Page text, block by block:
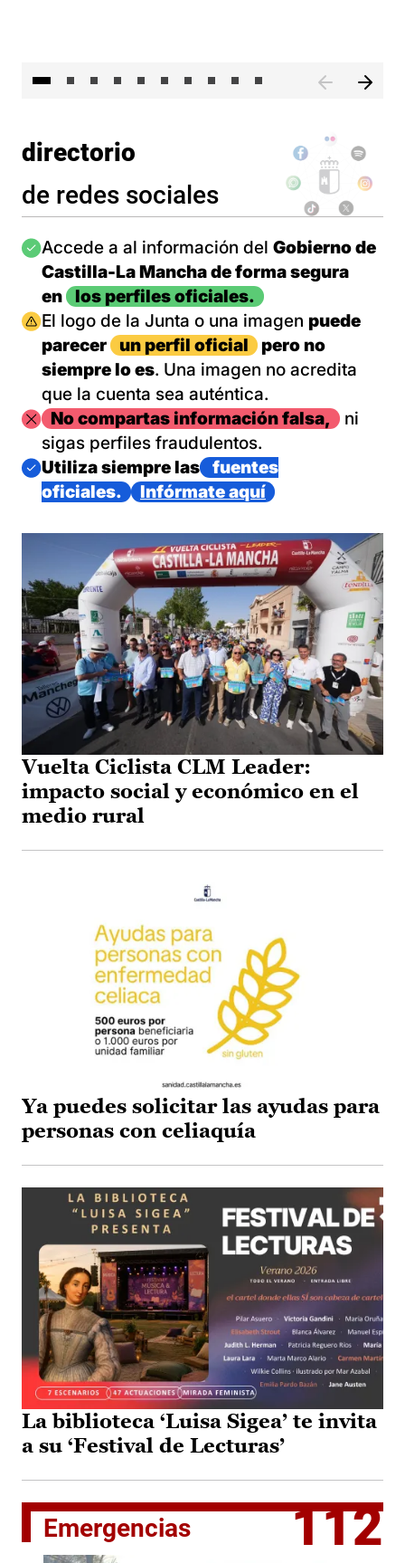
directorio
de redes sociales
Imagen
Accede a al información del Gobierno de
Castilla-La Mancha de forma segura
en
los perfiles oficiales.
Imagen
El logo de la Junta o una imagen puede
parecer
un perfil oficial
pero no
siempre lo es. Una imagen no acredita
que la cuenta sea auténtica.
ImagenNo compartas información falsa,
ni
sigas perfiles fraudulentos.
Imagen
Utiliza siempre las
fuentes
oficiales.
Infórmate aquí
Vuelta Ciclista CLM Leader:
impacto social y económico en el
medio rural
Ya puedes solicitar las ayudas para
personas con celiaquía
La biblioteca ‘Luisa Sigea’ te invita
a su ‘Festival de Lecturas’
Emergencias 112